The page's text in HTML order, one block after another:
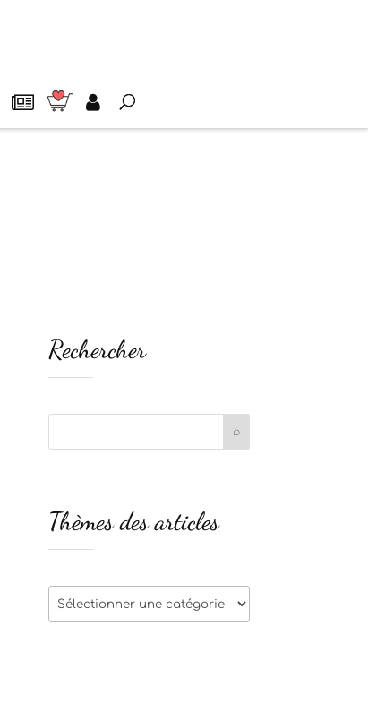
Rechercher
Thèmes des articles
Thèmes
des